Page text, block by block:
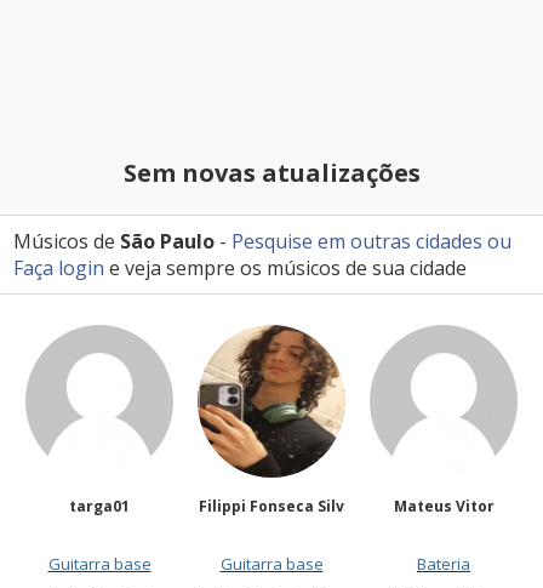
Sem novas atualizações
Músicos de São Paulo - Pesquise em outras cidades ou
Faça login e veja sempre os músicos de sua cidade
Filippi Fonseca Silv
Guitarra base
Mateus Vitor
Bateria
Anailuj Avlis
Vocalista - Baixo